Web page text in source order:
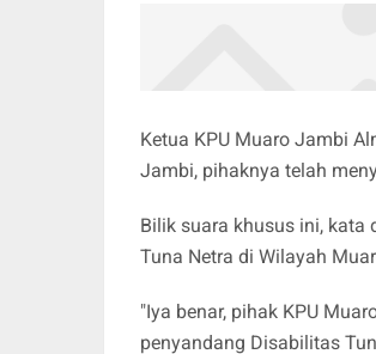
Ketua KPU Muaro Jambi
Jambi, pihaknya telah
Bilik suara khusus ini,
Tuna Netra di Wilayah
"Iya benar, pihak KPU
penyandang Disabilitas